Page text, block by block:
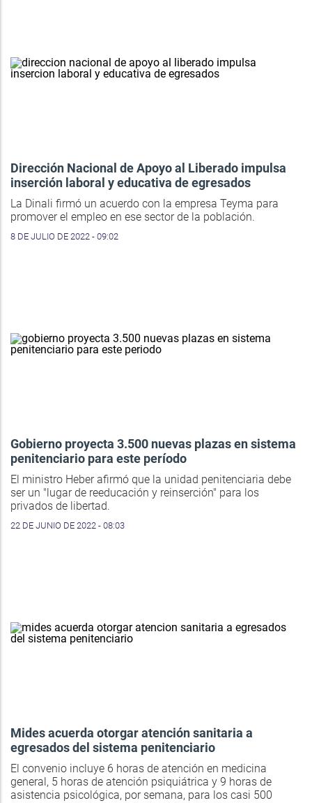
Dirección Nacional de Apoyo al Liberado impulsa
inserción laboral y educativa de egresados
La Dinali firmó un acuerdo con la empresa Teyma para
promover el empleo en ese sector de la población.
8 DE JULIO DE 2022 - 09:02
Gobierno proyecta 3.500 nuevas plazas en sistema
penitenciario para este período
El ministro Heber afirmó que la unidad penitenciaria debe
ser un "lugar de reeducación y reinserción" para los
privados de libertad.
22 DE JUNIO DE 2022 - 08:03
Mides acuerda otorgar atención sanitaria a
egresados del sistema penitenciario
El convenio incluye 6 horas de atención en medicina
general, 5 horas de atención psiquiátrica y 9 horas de
asistencia psicológica, por semana, para los casi 500